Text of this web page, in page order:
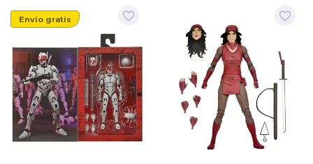
favorite_border
Envío gratis favorite_border